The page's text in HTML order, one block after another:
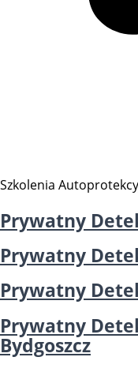
Szkolenia
Prywatny
Prywatny
Prywatny
Prywatny
Bydgoszcz